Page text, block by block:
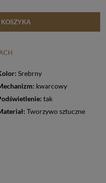
Srebrny
kwarcowy
tak
Tworzywo sztuczne